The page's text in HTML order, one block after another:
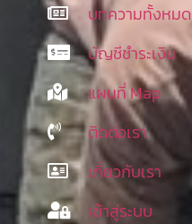
บทความทั้งหมด
บัญชีชำระเงิน
แผนที่ Map
ติดต่อเรา
เกี่ยวกับเรา
เข้าสู่ระบบ